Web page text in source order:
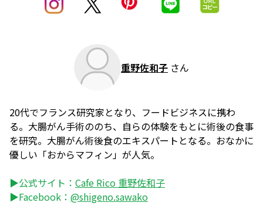
重野佐和子 さん
20代でフランス研究家となり、フードビジネスに携わ
る。大腸がん手術ののち、自らの体験をもとに術後の食事
を研究。大腸がん術後食のエキスパートとなる。おなかに
優しい「おからマフィン」が人気。
▶公式サイト： Cafe Rico 重野佐和子
▶Facebook： @shigeno.sawako